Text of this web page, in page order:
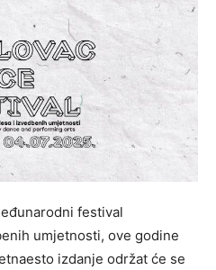
festival
umjetnosti, ove godine
izdanje održat će se